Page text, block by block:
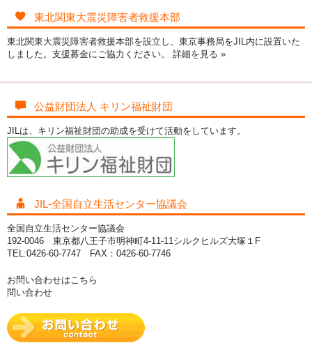
東北関東大震災障害者救援本部
東北関東大震災障害者救援本部を設立し、東京事務局をJIL内に設置いた
しました。支援募金にご協力ください。 詳細を見る »
公益財団法人 キリン福祉財団
JILは、キリン福祉財団の助成を受けて活動をしています。
JIL-全国自立生活センター協議会
全国自立生活センター協議会
192-0046 東京都八王子市明神町4-11-11シルクヒルズ大塚１F
TEL:0426-60-7747 FAX：0426-60-7746
お問い合わせはこちら
問い合わせ